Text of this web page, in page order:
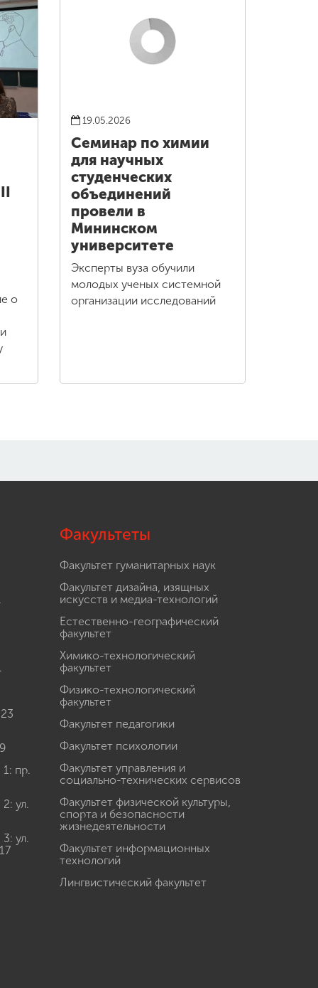
о
19.05.2026
Семинар по химии
для научных
студенческих
объединений
провели в
Мининском
университете
Эксперты вуза обучили
молодых ученых системной
организации исследований
пр.
ул.
ул.
Факультеты
Факультет гуманитарных наук
Факультет дизайна, изящных
искусств и медиа-технологий
Естественно-географический
факультет
Химико-технологический
факультет
Физико-технологический
факультет
Факультет педагогики
Факультет психологии
Факультет управления и
социально-технических сервисов
Факультет физической культуры,
спорта и безопасности
жизнедеятельности
Факультет информационных
технологий
Лингвистический факультет